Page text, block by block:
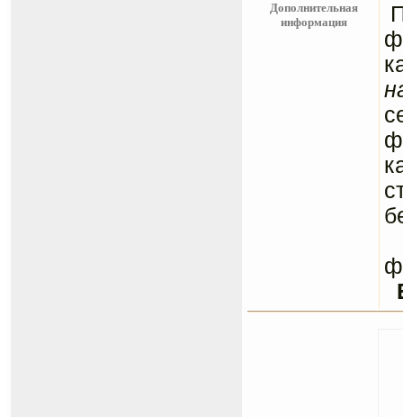
Дополнительная
информация